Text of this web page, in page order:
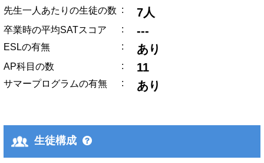
先生一人あたりの生徒の数 : 7人
卒業時の平均SATスコア : ---
ESLの有無 : あり
AP科目の数 : 11
サマープログラムの有無 : あり
生徒構成